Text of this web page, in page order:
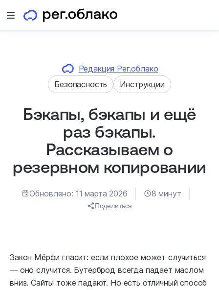
Открыть меню
Редакция Рег.облако
Безопасность
Инструкции
Бэкапы, бэкапы и ещё
раз бэкапы.
Рассказываем о
резервном копировании
Обновлено: 11 марта 2026 8 минут
Поделиться
Закон Мёрфи гласит: если плохое может случиться
— оно случится. Бутерброд всегда падает маслом
вниз. Сайты тоже падают. Но есть отличный способ